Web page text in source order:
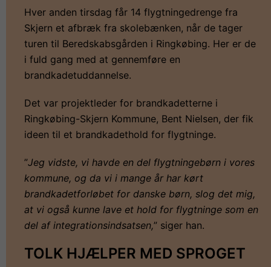
Hver anden tirsdag får 14 flygtningedrenge fra
Skjern et afbræk fra skolebænken, når de tager
turen til Beredskabsgården i Ringkøbing. Her er de
i fuld gang med at gennemføre en
brandkadetuddannelse.
Det var projektleder for brandkadetterne i
Ringkøbing-Skjern Kommune, Bent Nielsen, der fik
ideen til et brandkadethold for flygtninge.
”Jeg vidste, vi havde en del flygtningebørn i vores
kommune, og da vi i mange år har kørt
brandkadetforløbet for danske børn, slog det mig,
at vi også kunne lave et hold for flygtninge som en
del af integrationsindsatsen,” siger han.
TOLK HJÆLPER MED SPROGET